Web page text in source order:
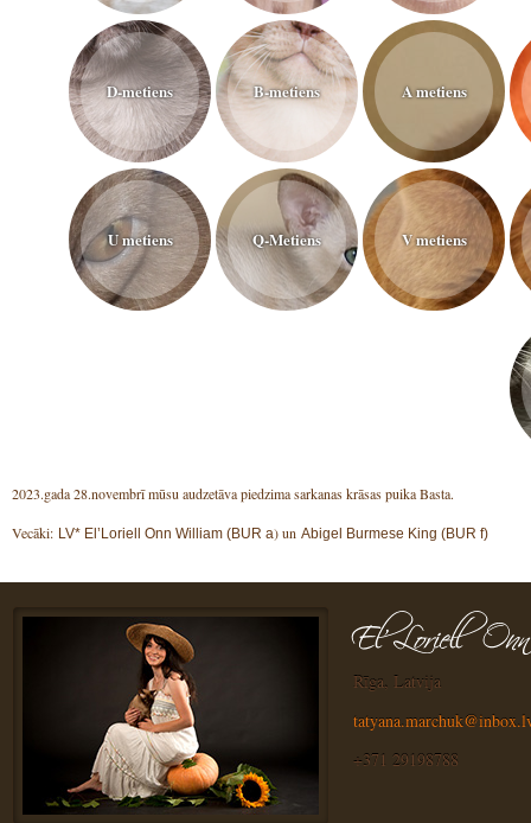
D-metiens B-metiens A metiens
U metiens Q-Metiens V metiens
2023.gada 28.novembrī mūsu audzetāva piedzima sarkanas krāsas puika Basta.
Vecāki: LV* El’Loriell Onn William (BUR a) un Abigel Burmese King (BUR f)
Rīga, Latvija
+371 29198788